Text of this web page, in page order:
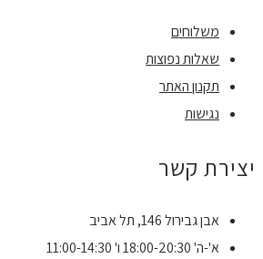
משלוחים
שאלות נפוצות
תקנון האתר
נגישות
יצירת קשר
אבן גבירול 146, תל אביב
א'-ה' 18:00-20:30 ו' 11:00-14:30